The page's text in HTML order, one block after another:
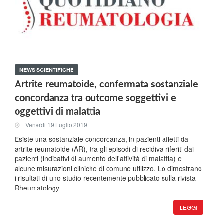
NEWS SCIENTIFICHE
Artrite reumatoide, confermata sostanziale
concordanza tra outcome soggettivi e
oggettivi di malattia
Venerdi 19 Luglio 2019
Esiste una sostanziale concordanza, in pazienti affetti da
artrite reumatoide (AR), tra gli episodi di recidiva riferiti dai
pazienti (indicativi di aumento dell'attività di malattia) e
alcune misurazioni cliniche di comune utilizzo. Lo dimostrano
i risultati di uno studio recentemente pubblicato sulla rivista
Rheumatology.
LEGGI